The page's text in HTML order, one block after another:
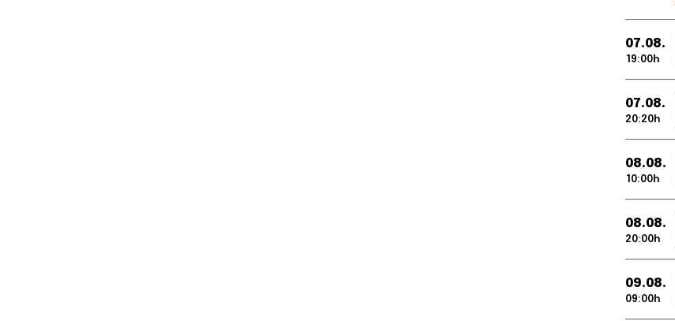
07.08.
19:00h
07.08.
20:20h
08.08.
10:00h
08.08.
20:00h
09.08.
09:00h